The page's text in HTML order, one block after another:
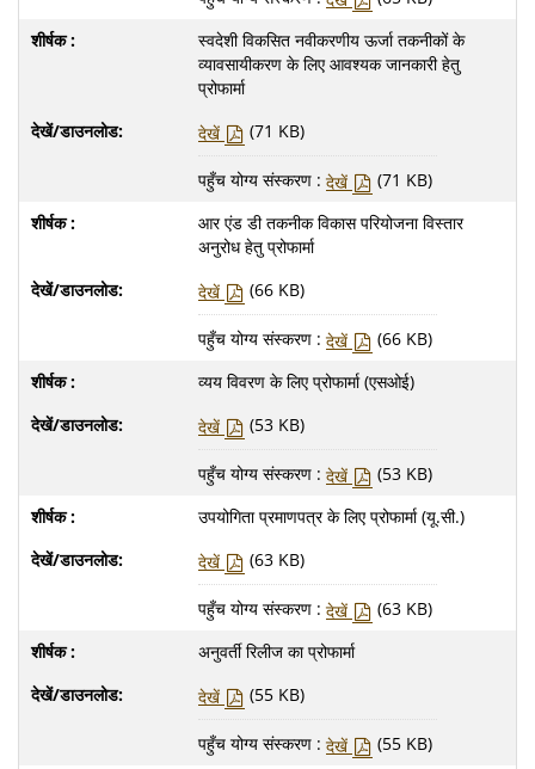
स्वदेशी विकसित नवीकरणीय ऊर्जा तकनीकों के
व्यावसायीकरण के लिए आवश्यक जानकारी हेतु
प्रोफार्मा
देखें
(71 KB)
पहुँच योग्य संस्करण : देखें
(71 KB)
आर एंड डी तकनीक विकास परियोजना विस्तार
अनुरोध हेतु प्रोफार्मा
देखें
(66 KB)
पहुँच योग्य संस्करण : देखें
(66 KB)
व्यय विवरण के लिए प्रोफार्मा (एसओई)
देखें
(53 KB)
पहुँच योग्य संस्करण : देखें
(53 KB)
उपयोगिता प्रमाणपत्र के लिए प्रोफार्मा (यू.सी.)
देखें
(63 KB)
पहुँच योग्य संस्करण : देखें
(63 KB)
अनुवर्ती रिलीज का प्रोफार्मा
देखें
(55 KB)
पहुँच योग्य संस्करण : देखें
(55 KB)